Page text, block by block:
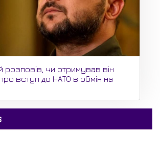
розповів, чи отримував він
вступ до НАТО в обмін на